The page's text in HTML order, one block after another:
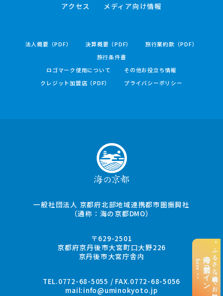
“ふるさと納税”でお支払い
海の京都コイン
here >>
アクセス
メディア向け情報
法人概要（PDF） 決算概要（PDF）
旅行業約款（PDF）
旅行条件書
ロゴマーク使用について
その他お役立ち情報
クレジット加盟店（PDF）
プライバシーポリシー
一般社団法人 京都府北部地域連携都市圏振興社
（通称：海の京都DMO）
〒629-2501
京都府京丹後市大宮町口大野226
京丹後市大宮庁舎内
TEL.0772-68-5055 / FAX.0772-68-5056
mail:info@uminokyoto.jp